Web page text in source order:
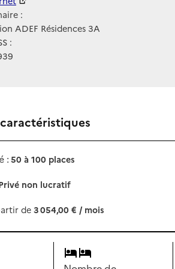
:
ADEF Résidences 3A
:
:50 à 100 places
non lucratif
de 3 054,00 € / mois